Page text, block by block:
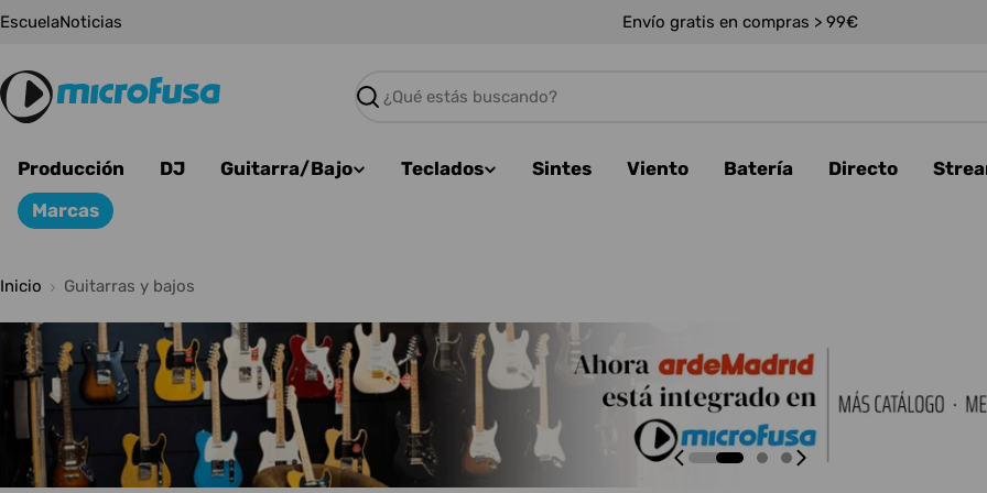
Saltar
EscuelaNoticias Envío gratis en compras > 99€
Buscar
Producción DJ Guitarra/Bajo Teclados Sintes Viento Batería Directo
Marcas
Inicio Guitarras y bajos